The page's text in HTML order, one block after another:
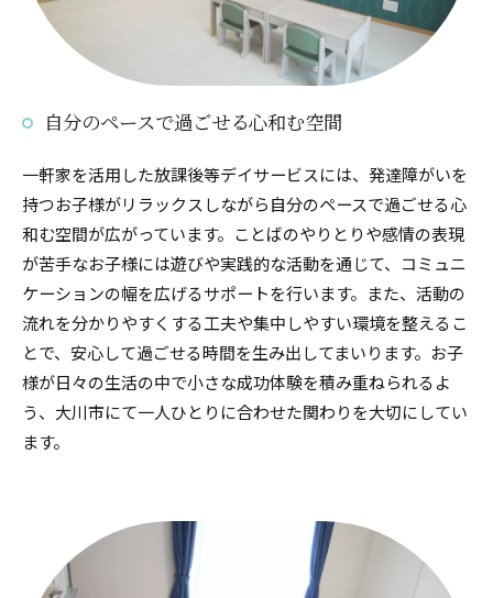
自分のペースで過ごせる心和む空間
一軒家を活用した放課後等デイサービスには、発達障がいを
持つお子様がリラックスしながら自分のペースで過ごせる心
和む空間が広がっています。ことばのやりとりや感情の表現
が苦手なお子様には遊びや実践的な活動を通じて、コミュニ
ケーションの幅を広げるサポートを行います。また、活動の
流れを分かりやすくする工夫や集中しやすい環境を整えるこ
とで、安心して過ごせる時間を生み出してまいります。お子
様が日々の生活の中で小さな成功体験を積み重ねられるよ
う、大川市にて一人ひとりに合わせた関わりを大切にしてい
ます。